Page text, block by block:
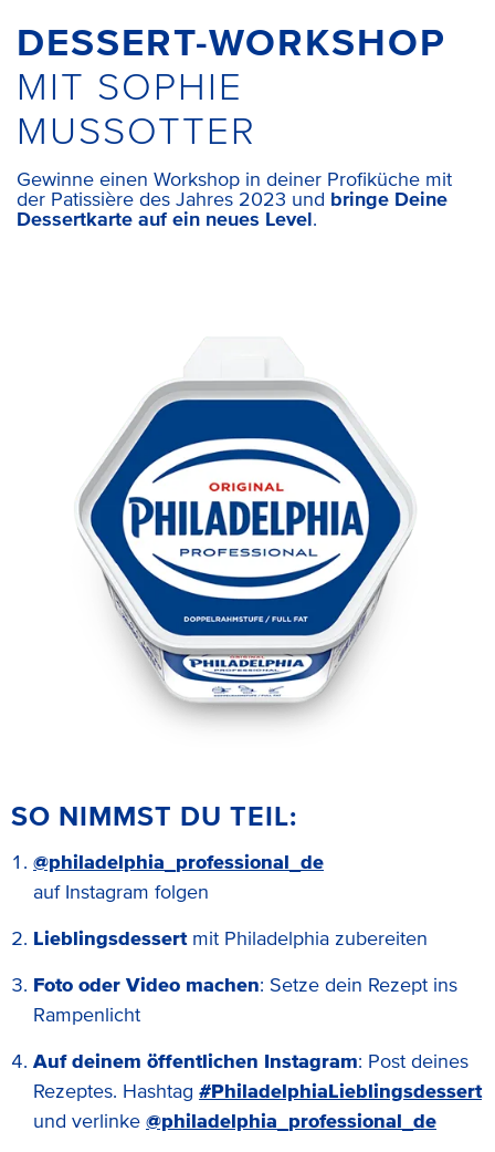
DESSERT-WORKSHOP
MIT SOPHIE
MUSSOTTER
Gewinne einen Workshop in deiner Profiküche mit
der Patissière des Jahres 2023 und bringe Deine
Dessertkarte auf ein neues Level.
SO NIMMST DU TEIL:
@philadelphia_professional_de
auf Instagram folgen
Lieblingsdessertmit Philadelphia zubereiten
Foto oder Video machen: Setze dein Rezept ins
Rampenlicht
Auf deinem öffentlichen Instagram: Post deines
Rezeptes. Hashtag #PhiladelphiaLieblingsdessert
und verlinke @philadelphia_professional_de